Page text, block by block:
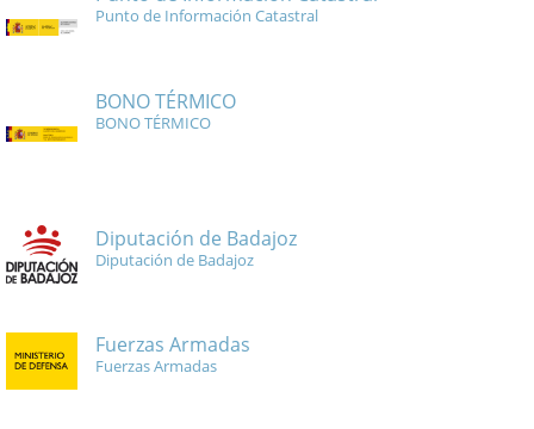
Punto de Información Catastral
BONO TÉRMICO
BONO TÉRMICO
Diputación de Badajoz
Diputación de Badajoz
Fuerzas Armadas
Fuerzas Armadas